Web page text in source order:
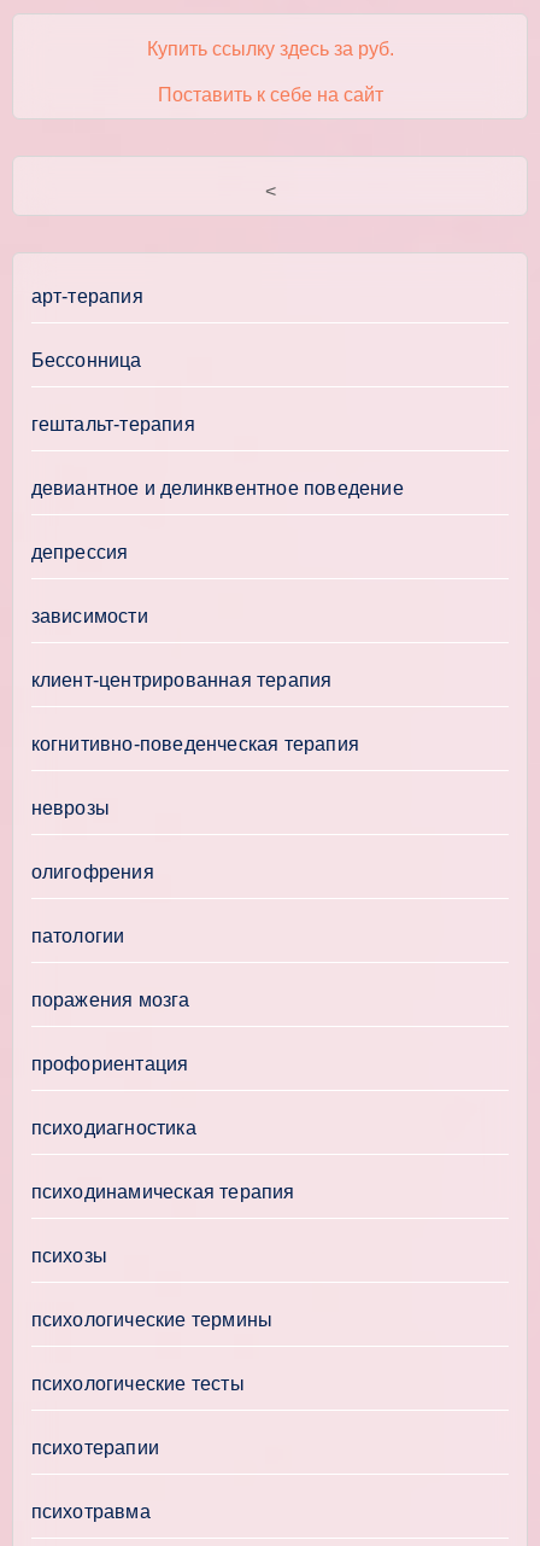
Купить ссылку здесь за руб.
Поставить к себе на сайт
<
арт-терапия
Бессонница
гештальт-терапия
девиантное и делинквентное поведение
депрессия
зависимости
клиент-центрированная терапия
когнитивно-поведенческая терапия
неврозы
олигофрения
патологии
поражения мозга
профориентация
психодиагностика
психодинамическая терапия
психозы
психологические термины
психологические тесты
психотерапии
психотравма